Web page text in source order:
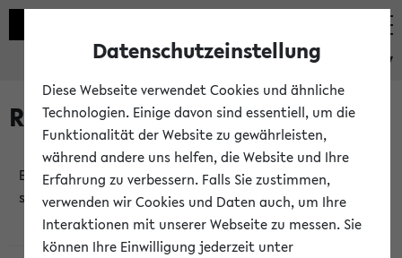
eKVV
Raumänderungen
Es wurden keine Raumänderungen an jetzt
stattfindenden Veranstaltungen gefunden!
Datenschutzeinstellung
Diese Webseite verwendet Cookies und ähnliche
Technologien. Einige davon sind essentiell, um die
Funktionalität der Website zu gewährleisten,
während andere uns helfen, die Website und Ihre
Erfahrung zu verbessern. Falls Sie zustimmen,
verwenden wir Cookies und Daten auch, um Ihre
Interaktionen mit unserer Webseite zu messen. Sie
können Ihre Einwilligung jederzeit unter